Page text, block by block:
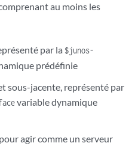
au moins les
par la $junos-
prédéfinie
sous-jacente, représenté par
variable dynamique
agir comme un serveur